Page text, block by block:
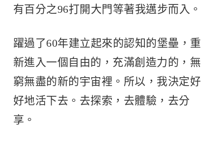
有百分之96打開大門等著我邁步而入。
躍過了60年建立起來的認知的堡壘，重
新進入一個自由的，充滿創造力的，無
窮無盡的新的宇宙裡。所以，我決定好
好地活下去。去探索，去體驗，去分
享。